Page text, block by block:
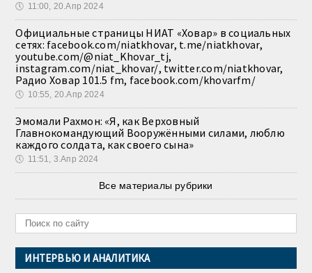
🕔 11:00, 20.Апр 2024
Официальные страницы НИАТ «Ховар» в социальных
сетях: facebook.com/niatkhovar, t.me/niatkhovar,
youtube.com/@niat_Khovar_tj,
instagram.com/niat_khovar/, twitter.com/niatkhovar,
Радио Ховар 101.5 fm, facebook.com/khovarfm/
🕔 10:55, 20.Апр 2024
Эмомали Рахмон: «Я, как Верховный
Главнокомандующий Вооружёнными силами, люблю
каждого солдата, как своего сына»
🕔 11:51, 3.Апр 2024
Все материалы рубрики
ИНТЕРВЬЮ И АНАЛИТИКА